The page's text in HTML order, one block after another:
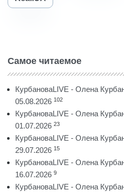
Самое читаемое
КурбановаLIVE - Олена
05.08.2026 102
КурбановаLIVE - Олена
01.07.2026 23
КурбановаLIVE - Олена
29.07.2026 15
КурбановаLIVE - Олена
16.07.2026 9
КурбановаLIVE - Олена